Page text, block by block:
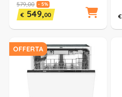
579,00 - 5%
€ 549,00 €
OFFERTA